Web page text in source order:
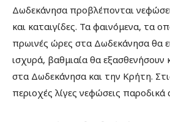
Δωδεκάνησα προβλέπονται
και καταιγίδες. Τα φαινόμενα, τα
πρωινές ώρες στα Δωδεκάνησα θα
ισχυρά, βαθμιαία θα εξασθενήσουν
στα Δωδεκάνησα και την Κρήτη.
περιοχές λίγες νεφώσεις παροδικά